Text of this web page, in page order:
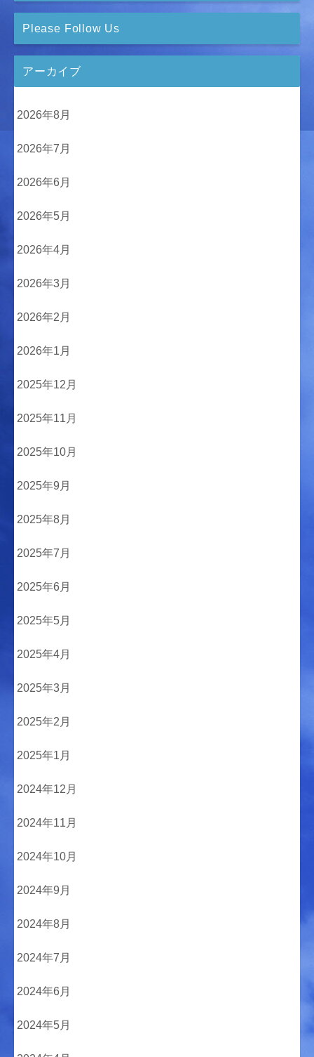
Please Follow Us
アーカイブ
2026年8月
2026年7月
2026年6月
2026年5月
2026年4月
2026年3月
2026年2月
2026年1月
2025年12月
2025年11月
2025年10月
2025年9月
2025年8月
2025年7月
2025年6月
2025年5月
2025年4月
2025年3月
2025年2月
2025年1月
2024年12月
2024年11月
2024年10月
2024年9月
2024年8月
2024年7月
2024年6月
2024年5月